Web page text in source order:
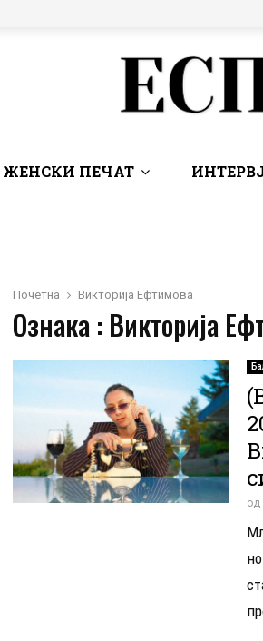
ЖЕНСКИ ПЕЧАТ
Почетна Викторија Ефтимова
Ознака : Викторија
од